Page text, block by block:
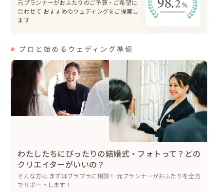
撮影します。
人見知りの方、恥ずかしがり屋の方、写真に慣れていない
ね。
元プランナーがおふたりのご予算・ご希望に
合わせて おすすめのウェディングをご提案し
ます
プロと始めるウェディング準備
わたしたちにぴったりの結婚式・フォトって？どの
クリエイターがいいの？
そんな方は まずはブラプラに相談！ 元プランナーがおふたりを全力
でサポートします！